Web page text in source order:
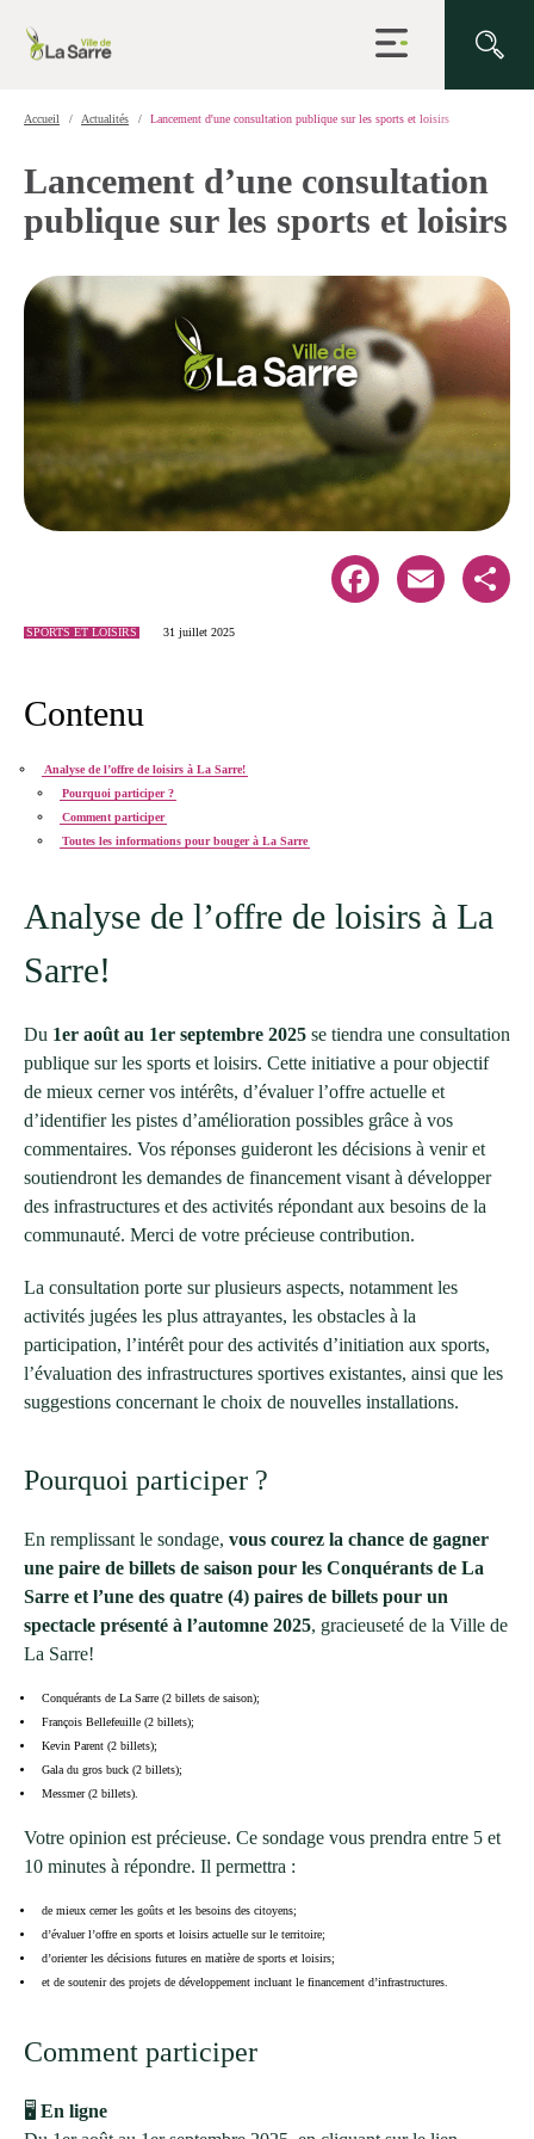
Ouvrir
la
Accueil Actualités Lancement d'une consultation publique sur les sports et loisirs
Lancement d’une consultation
publique sur les sports et loisirs
SPORTS ET LOISIRS 31 juillet 2025
Facebook Email Share
Contenu
Analyse de l’offre de loisirs à La Sarre!
Pourquoi participer ?
Comment participer
Toutes les informations pour bouger à La Sarre
Analyse de l’offre de loisirs à La
Sarre!
Du 1er août au 1er septembre 2025 se tiendra une consultation
publique sur les sports et loisirs. Cette initiative a pour objectif
de mieux cerner vos intérêts, d’évaluer l’offre actuelle et
d’identifier les pistes d’amélioration possibles grâce à vos
commentaires. Vos réponses guideront les décisions à venir et
soutiendront les demandes de financement visant à développer
des infrastructures et des activités répondant aux besoins de la
communauté. Merci de votre précieuse contribution.
La consultation porte sur plusieurs aspects, notamment les
activités jugées les plus attrayantes, les obstacles à la
participation, l’intérêt pour des activités d’initiation aux sports,
l’évaluation des infrastructures sportives existantes, ainsi que les
suggestions concernant le choix de nouvelles installations.
Pourquoi participer ?
En remplissant le sondage, vous courez la chance de gagner
une paire de billets de saison pour les Conquérants de La
Sarre et l’une des quatre (4) paires de billets pour un
spectacle présenté à l’automne 2025, gracieuseté de la Ville de
La Sarre!
Conquérants de La Sarre (2 billets de saison);
François Bellefeuille (2 billets);
Kevin Parent (2 billets);
Gala du gros buck (2 billets);
Messmer (2 billets).
Votre opinion est précieuse. Ce sondage vous prendra entre 5 et
10 minutes à répondre. Il permettra :
de mieux cerner les goûts et les besoins des citoyens;
d’évaluer l’offre en sports et loisirs actuelle sur le territoire;
d’orienter les décisions futures en matière de sports et loisirs;
et de soutenir des projets de développement incluant le financement d’infrastructures.
Comment participer
🖥️ En ligne